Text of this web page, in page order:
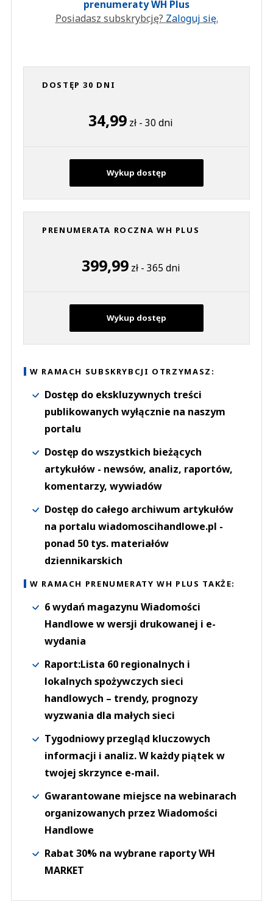
prenumeraty WH Plus
Posiadasz subskrybcję? Zaloguj się.
DOSTĘP 30 DNI
34,99 zł - 30 dni
Wykup dostęp
PRENUMERATA ROCZNA WH PLUS
399,99zł - 365 dni
Wykup dostęp
W RAMACH SUBSKRYBCJI OTRZYMASZ:
Dostęp do ekskluzywnych treści
publikowanych wyłącznie na naszym
portalu
Dostęp do wszystkich bieżących
artykułów - newsów, analiz, raportów,
komentarzy, wywiadów
Dostęp do całego archiwum artykułów
na portalu wiadomoscihandlowe.pl -
ponad 50 tys. materiałów
dziennikarskich
W RAMACH PRENUMERATY WH PLUS TAKŻE:
6 wydań magazynu Wiadomości
Handlowe w wersji drukowanej i e-
wydania
Raport:Lista 60 regionalnych i
lokalnych spożywczych sieci
handlowych – trendy, prognozy
wyzwania dla małych sieci
Tygodniowy przegląd kluczowych
informacji i analiz. W każdy piątek w
twojej skrzynce e-mail.
Gwarantowane miejsce na webinarach
organizowanych przez Wiadomości
Handlowe
Rabat 30% na wybrane raporty WH
MARKET